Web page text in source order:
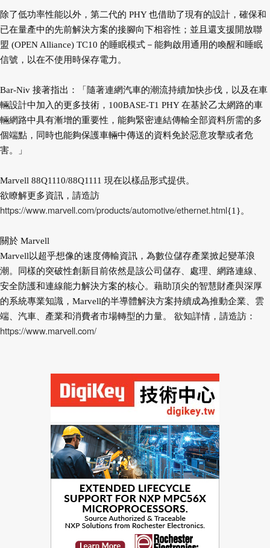
除了低功率性能以外，第二代的 PHY 也借助了現有的設計，確保和
已在量產中的先前解決方案的接腳向下相容性；並且還支援開放聯
盟 (OPEN Alliance) TC10 的睡眠模式－能夠啟用通用的喚醒和睡眠
信號，以在不使用時保存電力。
Bar-Niv 接著指出：「隨著連網汽車的潮流持續加快步伐，以及在車
輛設計中加入的更多技術，100BASE-T1 PHY 在基於乙太網路的車
輛網路中具有漸增的重要性，能夠緊密連結傳輸全部資料所需的多
個端點，同時也能夠保護車輛中傳送的資料免於惡意攻擊或者危
害。」
Marvell 88Q1110/88Q1111 現在以樣品形式提供。
欲瞭解更多資訊，請造訪
https://www.marvell.com/products/automotive/ethernet.html{1}。
關於 Marvell
Marvell以超乎想像的速度傳輸資訊，為數位儲存產業掀起變革浪
潮。同樣的突破性創新目前依然是該公司儲存、處理、網路連線、
安全防護和連線能力解決方案的核心。藉助頂尖的智慧財產與深厚
的系統專業知識，Marvell的半導體解決方案持續成為推動企業、雲
端、汽車、產業和消費者市場轉型的力量。 欲知詳情，請造訪：
https://www.marvell.com/